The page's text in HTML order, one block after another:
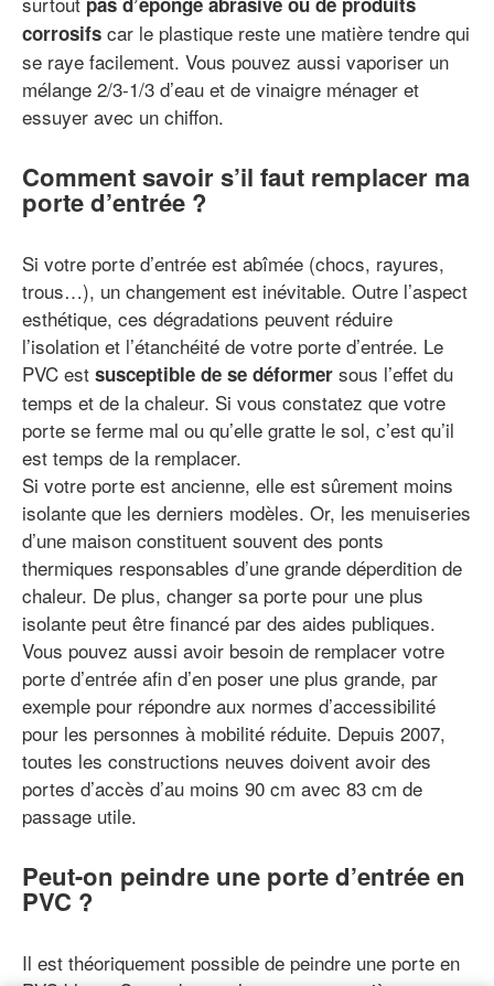
corrosifs car le plastique reste une matière tendre qui
se raye facilement. Vous pouvez aussi vaporiser un
mélange 2/3-1/3 d’eau et de vinaigre ménager et
essuyer avec un chiffon.
Comment savoir s’il faut remplacer ma
porte d’entrée ?
Si votre porte d’entrée est abîmée (chocs, rayures,
trous…), un changement est inévitable. Outre l’aspect
esthétique, ces dégradations peuvent réduire
l’isolation et l’étanchéité de votre porte d’entrée. Le
PVC est susceptible de se déformer sous l’effet du
temps et de la chaleur. Si vous constatez que votre
porte se ferme mal ou qu’elle gratte le sol, c’est qu’il
est temps de la remplacer.
Si votre porte est ancienne, elle est sûrement moins
isolante que les derniers modèles. Or, les menuiseries
d’une maison constituent souvent des ponts
thermiques responsables d’une grande déperdition de
chaleur. De plus, changer sa porte pour une plus
isolante peut être financé par des aides publiques.
Vous pouvez aussi avoir besoin de remplacer votre
porte d’entrée afin d’en poser une plus grande, par
exemple pour répondre aux normes d’accessibilité
pour les personnes à mobilité réduite. Depuis 2007,
toutes les constructions neuves doivent avoir des
portes d’accès d’au moins 90 cm avec 83 cm de
passage utile.
Peut-on peindre une porte d’entrée en
PVC ?
Il est théoriquement possible de peindre une porte en